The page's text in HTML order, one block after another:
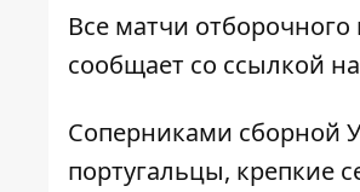
Все матчи
сообщает со ссылкой
Соперниками сборной
португальцы, крепкие